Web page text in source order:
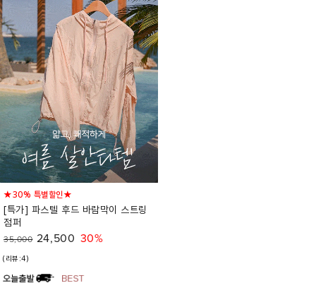
★30% 특별할인★
[특가] 파스텔 후드 바람막이 스트링
점퍼
35,000 24,500 30%
(리뷰:4)